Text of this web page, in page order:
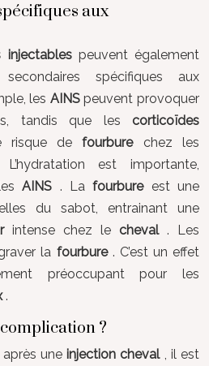
aux
injectables peuvent également
spécifiques aux
les AINSpeuvent provoquer
tandis que les corticoïdes
risque defourbure chez les
L’hydratation est importante,
lesAINS . Lafourbure est une
du sabot, entrainant une
intense chez le cheval . Les
la fourbure . C’est un effet
préoccupant pour les
.
?
une injection cheval , il est